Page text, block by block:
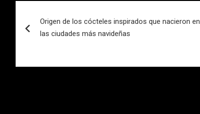
de
Origen de los cócteles inspirados que nacieron en
las ciudades más navideñas